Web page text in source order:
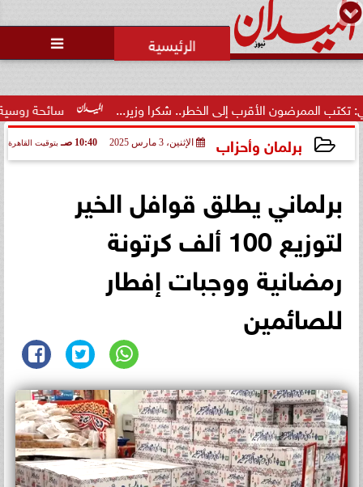

سائحة روسية لـ”مراسي”: الغردقة إلى الخطر.. شكرا وزير...
برلمان وأحزاب الإثنين، 3 مارس 2025 10:40 صـ بتوقيت القاهرة
برلماني يطلق قوافل الخير
لتوزيع 100 ألف كرتونة
رمضانية ووجبات إفطار
للصائمين
حالة غليان في نادي الشيخ زايد:
اتهامات للجنة المؤقتة بـ ”التواطؤ”